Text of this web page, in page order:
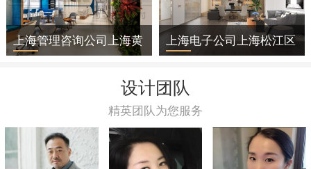
上海管理咨询公司上海黄 上海电子公司上海松江区
设计团队
精英团队为您服务